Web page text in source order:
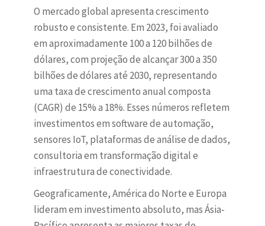
O mercado global apresenta crescimento
robusto e consistente. Em 2023, foi avaliado
em aproximadamente 100 a 120 bilhões de
dólares, com projeção de alcançar 300 a 350
bilhões de dólares até 2030, representando
uma taxa de crescimento anual composta
(CAGR) de 15% a 18%. Esses números refletem
investimentos em software de automação,
sensores IoT, plataformas de análise de dados,
consultoria em transformação digital e
infraestrutura de conectividade.
Geograficamente, América do Norte e Europa
lideram em investimento absoluto, mas Ásia-